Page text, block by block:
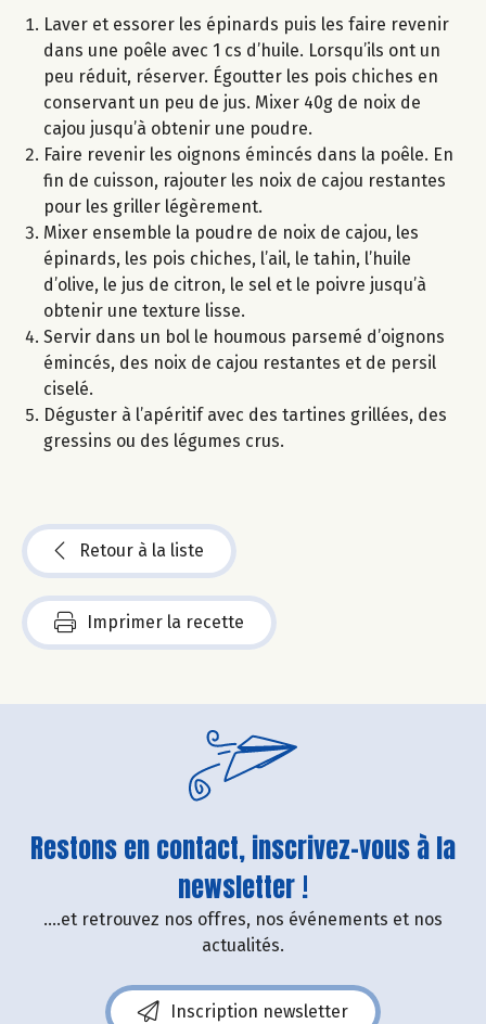
Laver et essorer les épinards puis les faire revenir
dans une poêle avec 1 cs d’huile. Lorsqu’ils ont un
peu réduit, réserver. Égoutter les pois chiches en
conservant un peu de jus. Mixer 40g de noix de
cajou jusqu’à obtenir une poudre.
Faire revenir les oignons émincés dans la poêle. En
fin de cuisson, rajouter les noix de cajou restantes
pour les griller légèrement.
Mixer ensemble la poudre de noix de cajou, les
épinards, les pois chiches, l’ail, le tahin, l’huile
d’olive, le jus de citron, le sel et le poivre jusqu’à
obtenir une texture lisse.
Servir dans un bol le houmous parsemé d’oignons
émincés, des noix de cajou restantes et de persil
ciselé.
Déguster à l’apéritif avec des tartines grillées, des
gressins ou des légumes crus.
Retour à la liste
Imprimer la recette
Restons en contact, inscrivez-vous à la
newsletter !
....et retrouvez nos offres, nos événements et nos
actualités.
Inscription newsletter